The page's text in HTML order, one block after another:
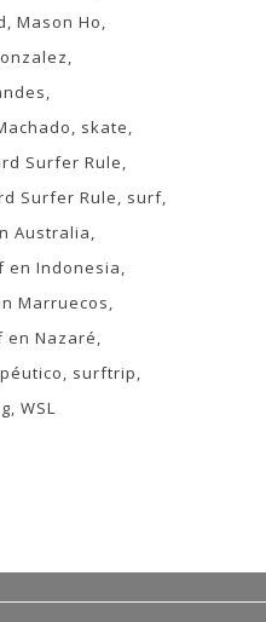
Mason Ho
skate
Surfer Rule
Surfer Rule
surf
Australia
en Indonesia
Marruecos
en Nazaré
surftrip
WSL